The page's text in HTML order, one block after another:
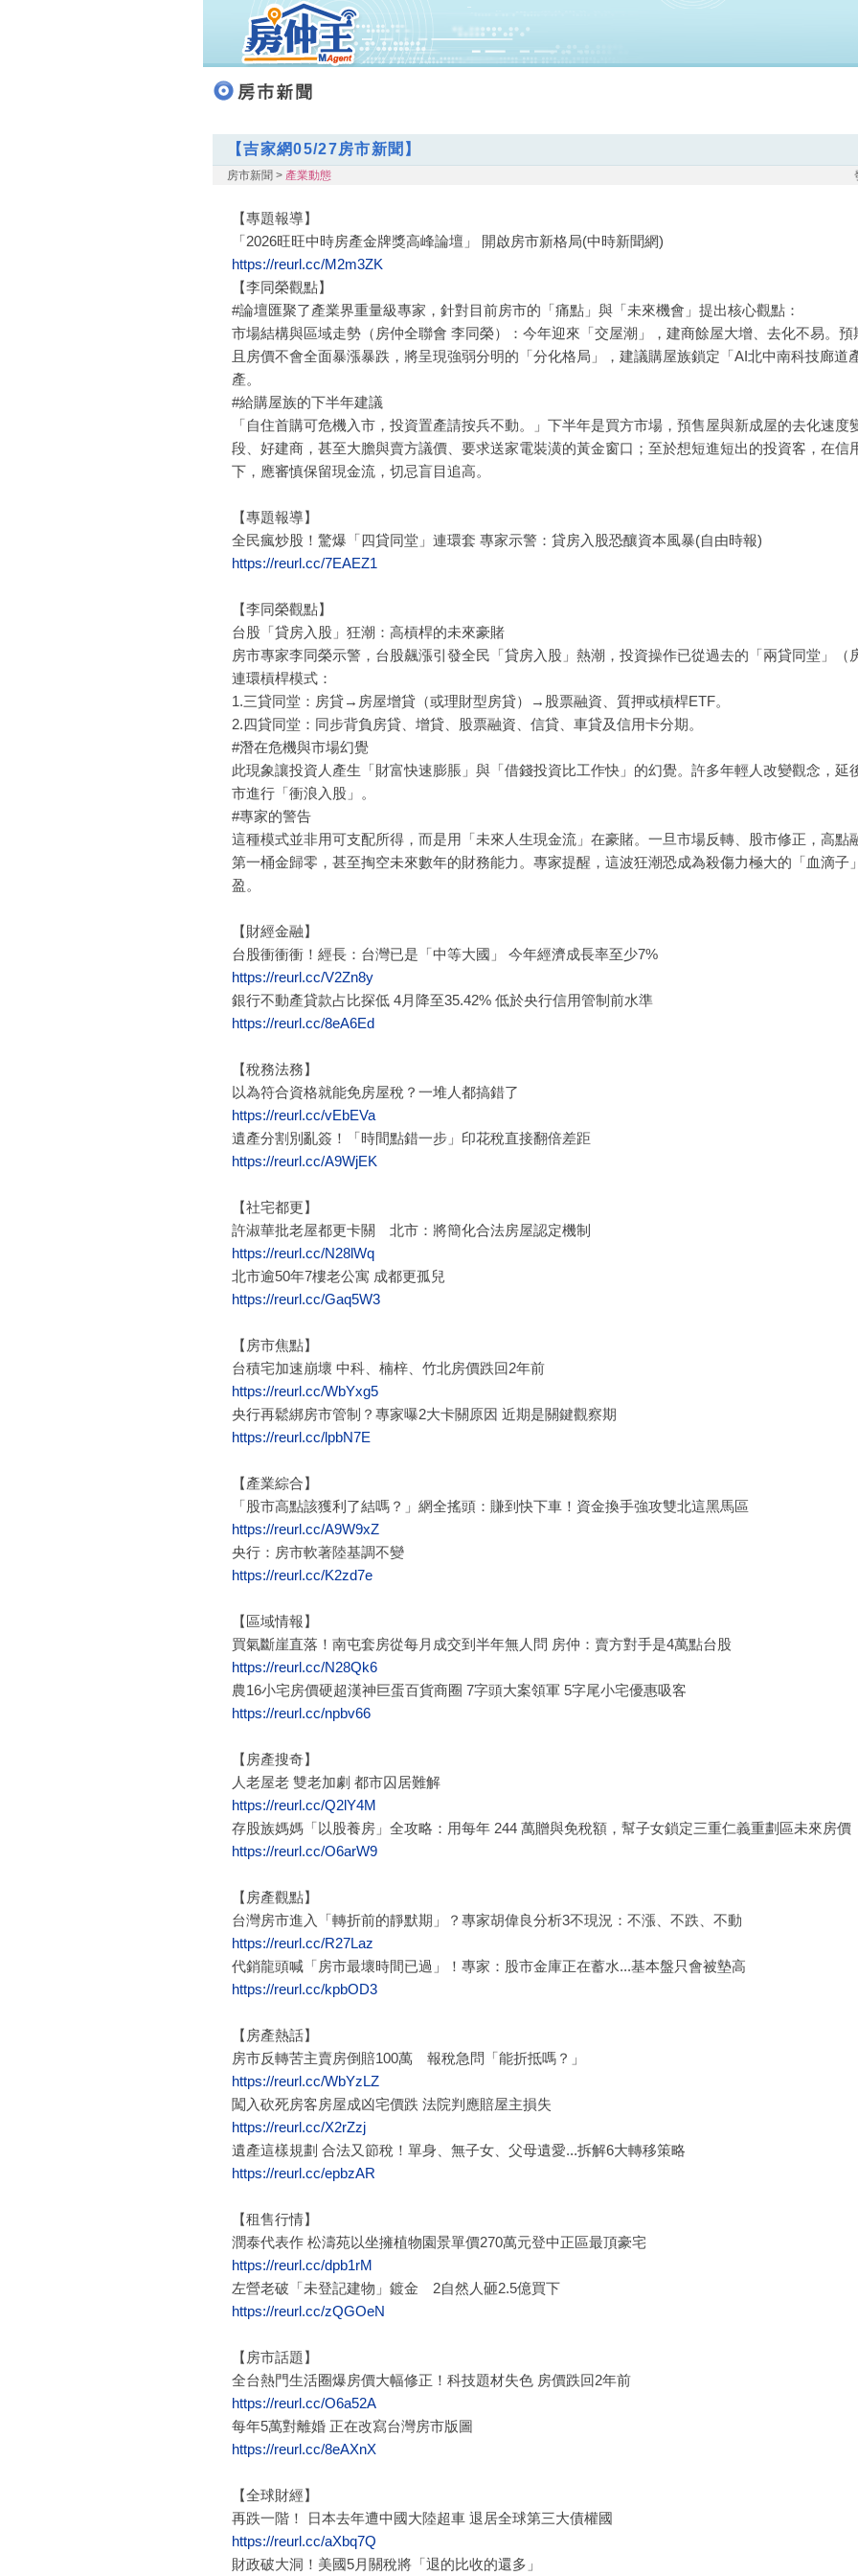
【吉家網05/27房市新聞】
房市新聞 > 產業動態
【專題報導】
「2026旺旺中時房產金牌獎高峰論壇」 開啟房市新格局(中時新聞網)
https://reurl.cc/M2m3ZK
【李同榮觀點】
#論壇匯聚了產業界重量級專家，針對目前房市的「痛點」與「未來機會」提出核心觀點：
市場結構與區域走勢（房仲全聯會 李同榮）：今年迎來「交屋潮」，建商餘屋大增、去化不易。預
且房價不會全面暴漲暴跌，將呈現強弱分明的「分化格局」，建議購屋族鎖定「AI北中南科技廊道
產。
#給購屋族的下半年建議
「自住首購可危機入市，投資置產請按兵不動。」下半年是買方市場，預售屋與新成屋的去化速度
段、好建商，甚至大膽與賣方議價、要求送家電裝潢的黃金窗口；至於想短進短出的投資客，在信
下，應審慎保留現金流，切忌盲目追高。
【專題報導】
全民瘋炒股！驚爆「四貸同堂」連環套 專家示警：貸房入股恐釀資本風暴(自由時報)
https://reurl.cc/7EAEZ1
【李同榮觀點】
台股「貸房入股」狂潮：高槓桿的未來豪賭
房市專家李同榮示警，台股飆漲引發全民「貸房入股」熱潮，投資操作已從過去的「兩貸同堂」（
連環槓桿模式：
1.三貸同堂：房貸→房屋增貸（或理財型房貸）→股票融資、質押或槓桿ETF。
2.四貸同堂：同步背負房貸、增貸、股票融資、信貸、車貸及信用卡分期。
#潛在危機與市場幻覺
此現象讓投資人產生「財富快速膨脹」與「借錢投資比工作快」的幻覺。許多年輕人改變觀念，延
市進行「衝浪入股」。
#專家的警告
這種模式並非用可支配所得，而是用「未來人生現金流」在豪賭。一旦市場反轉、股市修正，高點
第一桶金歸零，甚至掏空未來數年的財務能力。專家提醒，這波狂潮恐成為殺傷力極大的「血滴子
盈。
【財經金融】
台股衝衝衝！經長：台灣已是「中等大國」 今年經濟成長率至少7%
https://reurl.cc/V2Zn8y
銀行不動產貸款占比探低 4月降至35.42% 低於央行信用管制前水準
https://reurl.cc/8eA6Ed
【稅務法務】
以為符合資格就能免房屋稅？一堆人都搞錯了
https://reurl.cc/vEbEVa
遺產分割別亂簽！「時間點錯一步」印花稅直接翻倍差距
https://reurl.cc/A9WjEK
【社宅都更】
許淑華批老屋都更卡關 北市：將簡化合法房屋認定機制
https://reurl.cc/N28lWq
北市逾50年7樓老公寓 成都更孤兒
https://reurl.cc/Gaq5W3
【房市焦點】
台積宅加速崩壞 中科、楠梓、竹北房價跌回2年前
https://reurl.cc/WbYxg5
央行再鬆綁房市管制？專家曝2大卡關原因 近期是關鍵觀察期
https://reurl.cc/lpbN7E
【產業綜合】
「股市高點該獲利了結嗎？」網全搖頭：賺到快下車！資金換手強攻雙北這黑馬區
https://reurl.cc/A9W9xZ
央行：房市軟著陸基調不變
https://reurl.cc/K2zd7e
【區域情報】
買氣斷崖直落！南屯套房從每月成交到半年無人問 房仲：賣方對手是4萬點台股
https://reurl.cc/N28Qk6
農16小宅房價硬超漢神巨蛋百貨商圈 7字頭大案領軍 5字尾小宅優惠吸客
https://reurl.cc/npbv66
【房產搜奇】
人老屋老 雙老加劇 都市囚居難解
https://reurl.cc/Q2lY4M
存股族媽媽「以股養房」全攻略：用每年 244 萬贈與免稅額，幫子女鎖定三重仁義重劃區未來房價
https://reurl.cc/O6arW9
【房產觀點】
台灣房市進入「轉折前的靜默期」？專家胡偉良分析3不現況：不漲、不跌、不動
https://reurl.cc/R27Laz
代銷龍頭喊「房市最壞時間已過」！專家：股市金庫正在蓄水...基本盤只會被墊高
https://reurl.cc/kpbOD3
【房產熱話】
房市反轉苦主賣房倒賠100萬 報稅急問「能折抵嗎？」
https://reurl.cc/WbYzLZ
闖入砍死房客房屋成凶宅價跌 法院判應賠屋主損失
https://reurl.cc/X2rZzj
遺產這樣規劃 合法又節稅！單身、無子女、父母遺愛...拆解6大轉移策略
https://reurl.cc/epbzAR
【租售行情】
潤泰代表作 松濤苑以坐擁植物園景單價270萬元登中正區最頂豪宅
https://reurl.cc/dpb1rM
左營老破「未登記建物」鍍金 2自然人砸2.5億買下
https://reurl.cc/zQGOeN
【房市話題】
全台熱門生活圈爆房價大幅修正！科技題材失色 房價跌回2年前
https://reurl.cc/O6a52A
每年5萬對離婚 正在改寫台灣房市版圖
https://reurl.cc/8eAXnX
【全球財經】
再跌一階！ 日本去年遭中國大陸超車 退居全球第三大債權國
https://reurl.cc/aXbq7Q
財政破大洞！美國5月關稅將「退的比收的還多」